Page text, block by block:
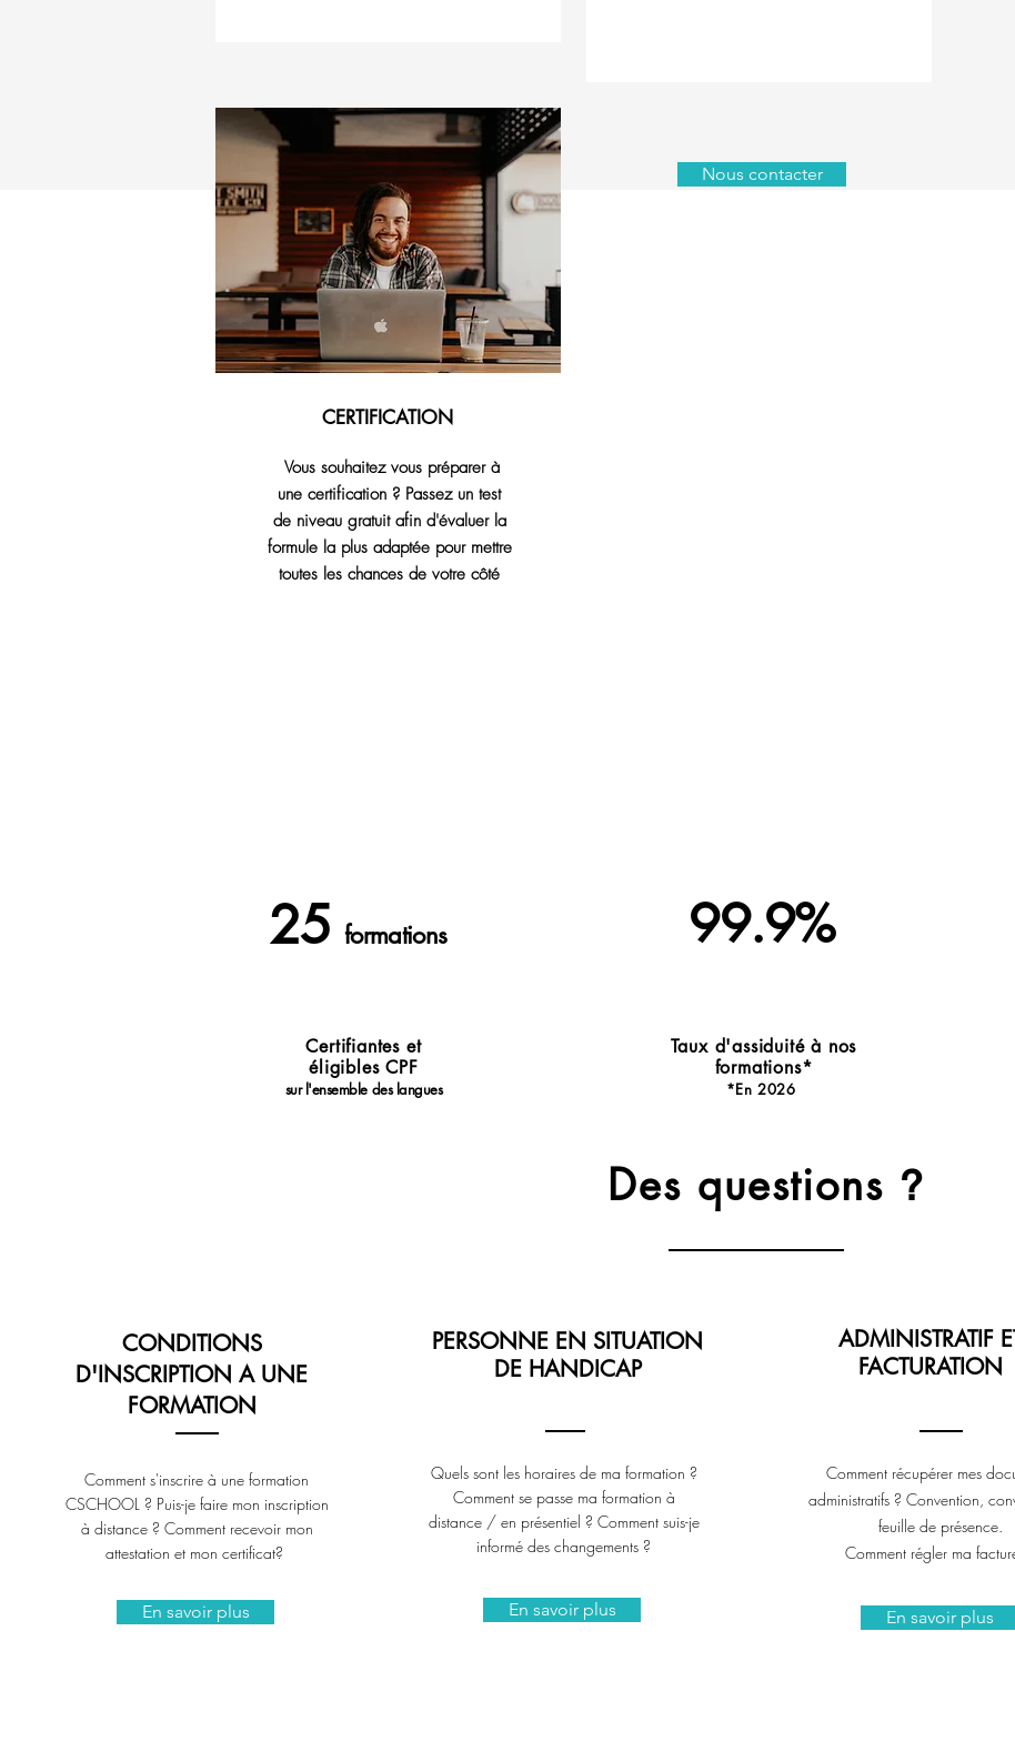
Nous contacter
CERTIFICATION
Vous souhaitez vous préparer à
une certification ? Passez un test
de niveau gratuit afin d'évaluer la
formule la plus adaptée pour mettre
toutes les chances de votre côté
25formations
Certifiantes et
éligibles CPF
sur l'ensemble des langues
99.9%
Taux d'assiduité à nos
formations*
*En 2026
Des questions ?
CONDITIONS
D'INSCRIPTION A UNE
FORMATION
Comment s'inscrire à une formation
CSCHOOL ? Puis-je faire mon inscription
à distance ? Comment recevoir mon
attestation et mon certificat?
En savoir plus
PERSONNE EN SITUATION
DE HANDICAP
Quels sont les horaires de ma formation ?
Comment se passe ma formation à
distance / en présentiel ? Comment suis-je
informé des changements ?
En savoir plus
ADMINISTRATIF
FACTURATION
Comment récupérer mes
administratifs ? Convention,
feuille de présence.
Comment régler ma
En savoir plus